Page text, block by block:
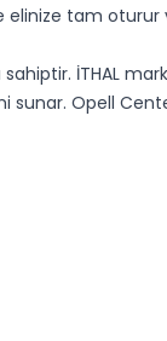
tam oturur
İTHAL
sunar. Opell